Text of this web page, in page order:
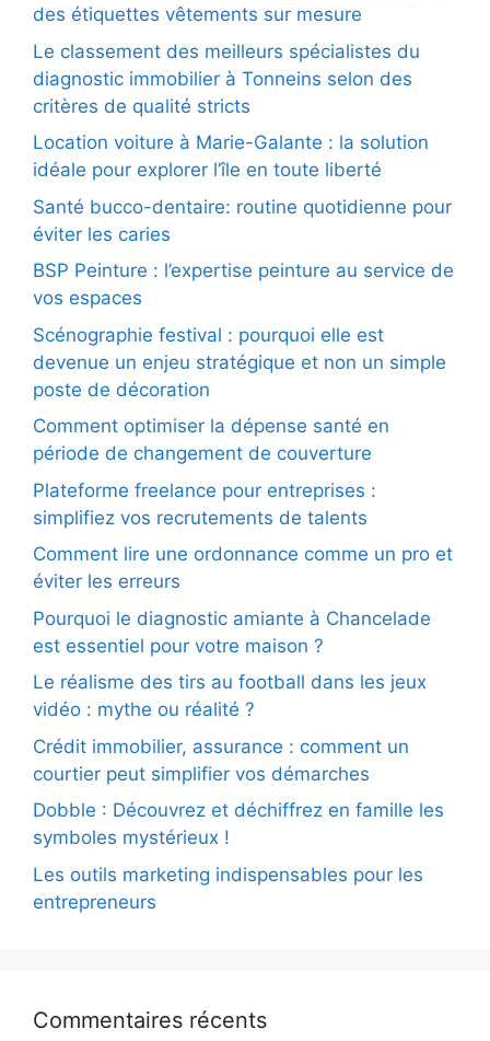
des étiquettes vêtements sur mesure
Le classement des meilleurs spécialistes du
diagnostic immobilier à Tonneins selon des
critères de qualité stricts
Location voiture à Marie-Galante : la solution
idéale pour explorer l’île en toute liberté
Santé bucco-dentaire: routine quotidienne pour
éviter les caries
BSP Peinture : l’expertise peinture au service de
vos espaces
Scénographie festival : pourquoi elle est
devenue un enjeu stratégique et non un simple
poste de décoration
Comment optimiser la dépense santé en
période de changement de couverture
Plateforme freelance pour entreprises :
simplifiez vos recrutements de talents
Comment lire une ordonnance comme un pro et
éviter les erreurs
Pourquoi le diagnostic amiante à Chancelade
est essentiel pour votre maison ?
Le réalisme des tirs au football dans les jeux
vidéo : mythe ou réalité ?
Crédit immobilier, assurance : comment un
courtier peut simplifier vos démarches
Dobble : Découvrez et déchiffrez en famille les
symboles mystérieux !
Les outils marketing indispensables pour les
entrepreneurs
Commentaires récents